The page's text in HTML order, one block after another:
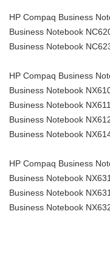
HP Compaq Business
Business Notebook
Business Notebook
HP Compaq Business
Business Notebook
Business Notebook
Business Notebook
Business Notebook
HP Compaq Business
Business Notebook
Business Notebook
Business Notebook